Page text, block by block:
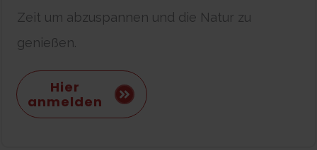
Zeit um abzuspannen und die Natur zu
genießen.
Hier
anmelden